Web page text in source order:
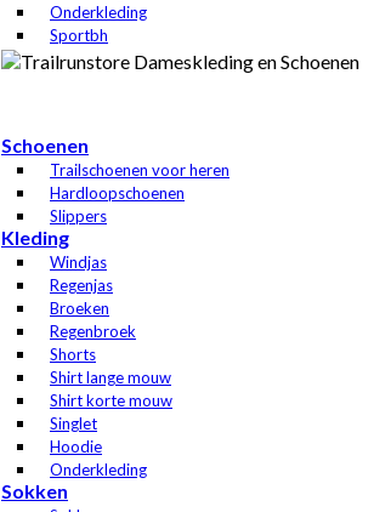
Onderkleding
Sportbh
Schoenen
Trailschoenen voor heren
Hardloopschoenen
Slippers
Kleding
Windjas
Regenjas
Broeken
Regenbroek
Shorts
Shirt lange mouw
Shirt korte mouw
Singlet
Hoodie
Onderkleding
Sokken